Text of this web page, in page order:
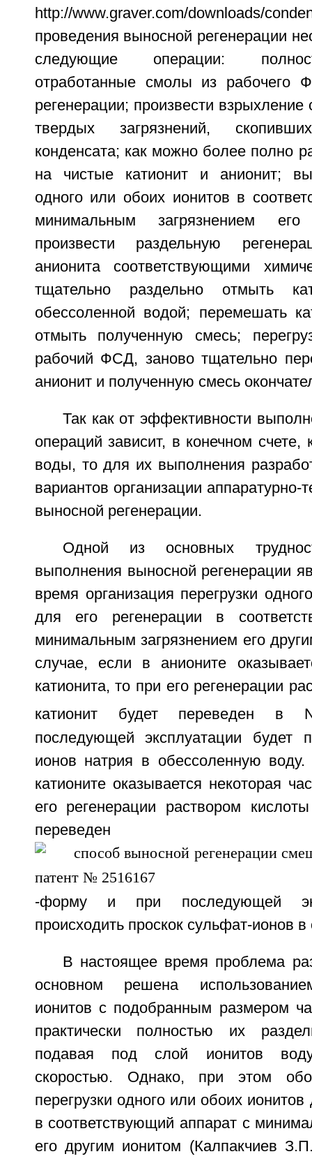
http://www.graver.com/downloads/
проведения выносной регенерации
следующие операции:
отработанные смолы из рабочего
регенерации; произвести
твердых загрязнений,
конденсата; как можно более полно
на чистые катионит и анионит;
одного или обоих ионитов в
минимальным загрязнением
произвести раздельную
анионита соответствующими
тщательно раздельно отмыть
обессоленной водой; перемешать
отмыть полученную смесь;
рабочий ФСД, заново тщательно
анионит и полученную смесь
Так как от эффективности
операций зависит, в конечном счете,
воды, то для их выполнения
вариантов организации аппаратурно-
выносной регенерации.
Одной из основных
выполнения выносной регенерации
время организация перегрузки
для его регенерации в
минимальным загрязнением его
случае, если в анионите
катионита, то при его регенерации
катионит будет переведен в
последующей эксплуатации будет
ионов натрия в обессоленную
катионите оказывается некоторая
его регенерации раствором
-форму и при последующей
происходить проскок сульфат-ионов
В настоящее время проблема
основном решена
ионитов с подобранным размером
практически полностью их
подавая под слой ионитов
скоростью. Однако, при этом
перегрузки одного или обоих
в соответствующий аппарат с
его другим ионитом (Калпакчиев